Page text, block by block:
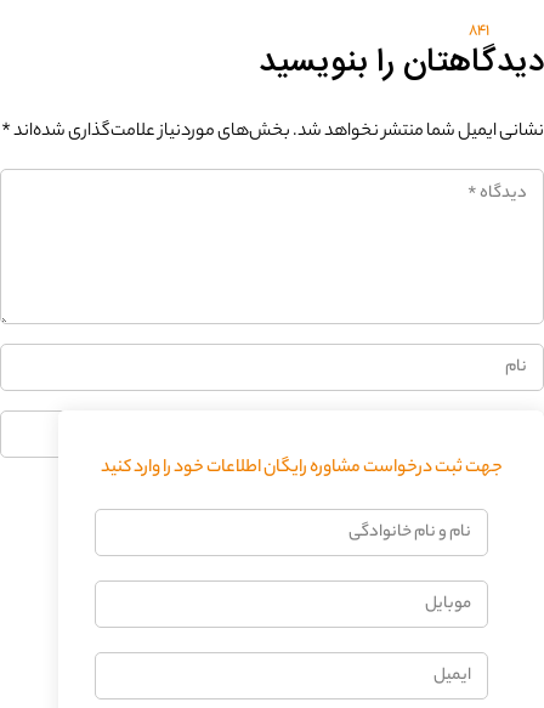
841
دیدگاهتان را بنویسید
نشانی ایمیل شما منتشر نخواهد شد.بخش‌های موردنیاز علامت‌گذاری شده‌اند*
جهت ثبت درخواست مشاوره رایگان اطلاعات خود را وارد کنید
نام
و
خانوادگی
موبایل
ایمیل
0%